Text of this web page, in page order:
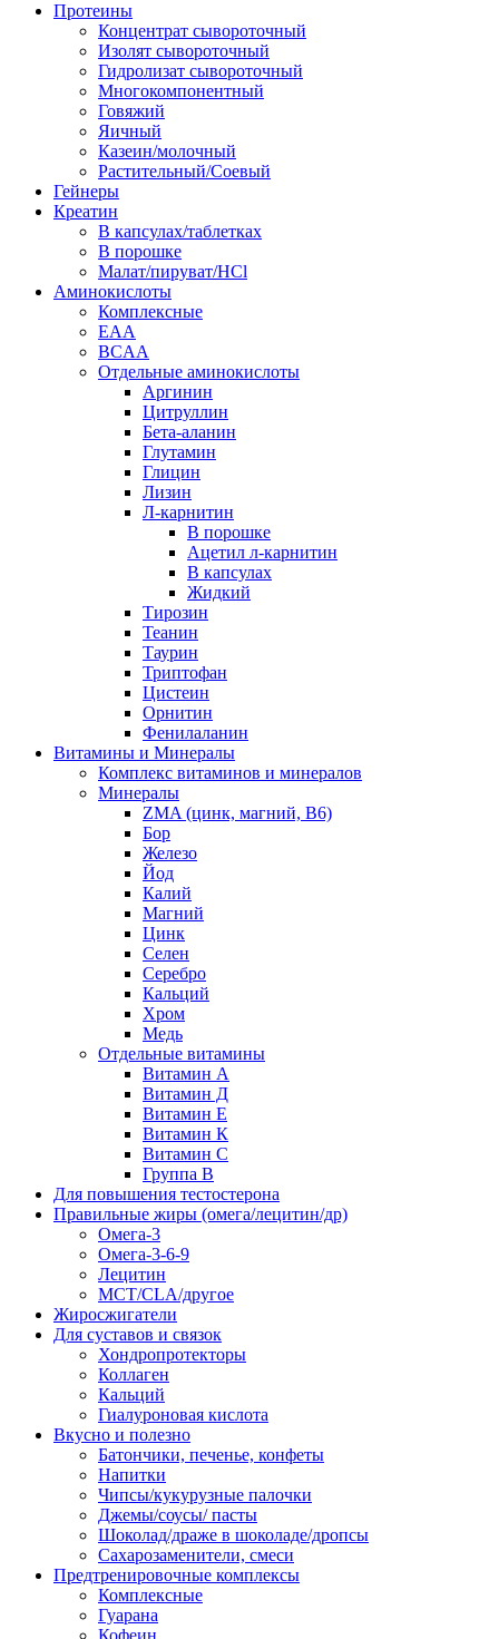
Протеины
Концентрат сывороточный
Изолят сывороточный
Гидролизат сывороточный
Многокомпонентный
Говяжий
Яичный
Казеин/молочный
Растительный/Соевый
Гейнеры
Креатин
В капсулах/таблетках
В порошке
Малат/пируват/HCl
Аминокислоты
Комплексные
EAA
BCAA
Отдельные аминокислоты
Аргинин
Цитруллин
Бета-аланин
Глутамин
Глицин
Лизин
Л-карнитин
В порошке
Ацетил л-карнитин
В капсулах
Жидкий
Тирозин
Теанин
Таурин
Триптофан
Цистеин
Орнитин
Фенилаланин
Витамины и Минералы
Комплекс витаминов и минералов
Минералы
ZMA (цинк, магний, В6)
Бор
Железо
Йод
Калий
Магний
Цинк
Селен
Серебро
Кальций
Хром
Медь
Отдельные витамины
Витамин А
Витамин Д
Витамин Е
Витамин К
Витамин С
Группа В
Для повышения тестостерона
Правильные жиры (омега/лецитин/др)
Омега-3
Омега-3-6-9
Лецитин
MCT/CLA/другое
Жиросжигатели
Для суставов и связок
Хондропротекторы
Коллаген
Кальций
Гиалуроновая кислота
Вкусно и полезно
Батончики, печенье, конфеты
Напитки
Чипсы/кукурузные палочки
Джемы/соусы/ пасты
Шоколад/драже в шоколаде/дропсы
Сахарозаменители, смеси
Предтренировочные комплексы
Комплексные
Гуарана
Кофеин